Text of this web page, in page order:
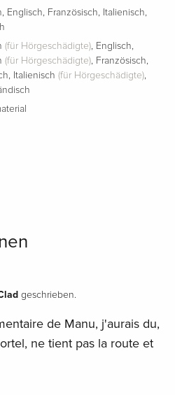
, Englisch, Französisch, Italienisch,
(für Hörgeschädigte), Englisch,
(für Hörgeschädigte), Französisch,
, Italienisch (für Hörgeschädigte),
geschrieben.
de Manu, j'aurais du,
ne tient pas la route et